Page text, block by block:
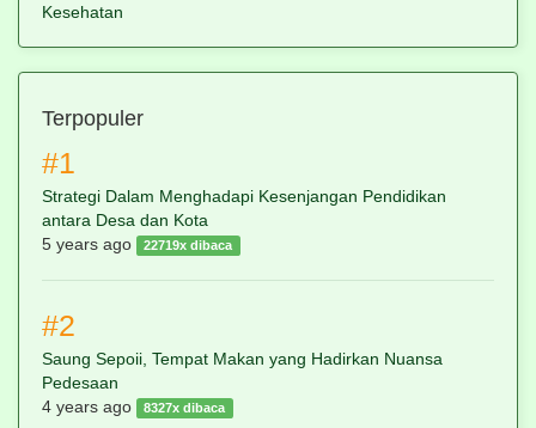
Kesehatan
Terpopuler
#1
Strategi Dalam Menghadapi Kesenjangan Pendidikan
antara Desa dan Kota
5 years ago
22719x dibaca
#2
Saung Sepoii, Tempat Makan yang Hadirkan Nuansa
Pedesaan
4 years ago
8327x dibaca